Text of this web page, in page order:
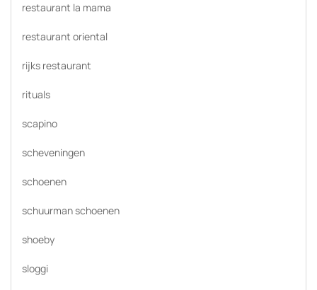
restaurant la mama
restaurant oriental
rijks restaurant
rituals
scapino
scheveningen
schoenen
schuurman schoenen
shoeby
sloggi